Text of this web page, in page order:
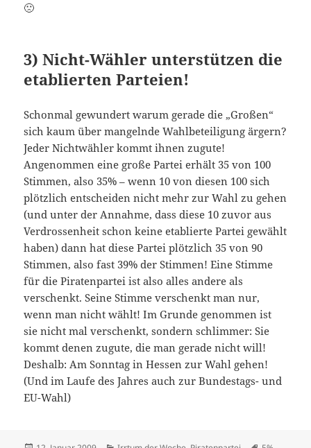
🙁
3) Nicht-Wähler unterstützen die
etablierten Parteien!
Schonmal gewundert warum gerade die „Großen“
sich kaum über mangelnde Wahlbeteiligung ärgern?
Jeder Nichtwähler kommt ihnen zugute!
Angenommen eine große Partei erhält 35 von 100
Stimmen, also 35% – wenn 10 von diesen 100 sich
plötzlich entscheiden nicht mehr zur Wahl zu gehen
(und unter der Annahme, dass diese 10 zuvor aus
Verdrossenheit schon keine etablierte Partei gewählt
haben) dann hat diese Partei plötzlich 35 von 90
Stimmen, also fast 39% der Stimmen! Eine Stimme
für die Piratenpartei ist also alles andere als
verschenkt. Seine Stimme verschenkt man nur,
wenn man nicht wählt! Im Grunde genommen ist
sie nicht mal verschenkt, sondern schlimmer: Sie
kommt denen zugute, die man gerade nicht will!
Deshalb: Am Sonntag in Hessen zur Wahl gehen!
(Und im Laufe des Jahres auch zur Bundestags- und
EU-Wahl)